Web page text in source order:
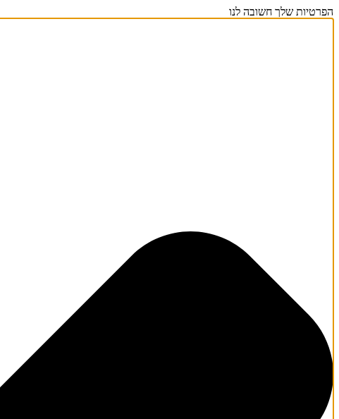
הפרטיות שלך חשובה לנו